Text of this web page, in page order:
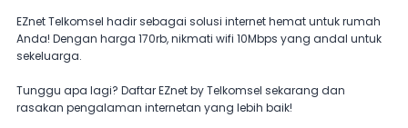
EZnet Telkomsel hadir sebagai solusi internet hemat untuk rumah
Anda! Dengan harga 170rb, nikmati wifi 10Mbps yang andal untuk
sekeluarga.
Tunggu apa lagi? Daftar EZnet by Telkomsel sekarang dan
rasakan pengalaman internetan yang lebih baik!